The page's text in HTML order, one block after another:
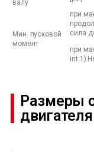
валу
Мин. пусковой
момент
при
при
int.1)
Размеры